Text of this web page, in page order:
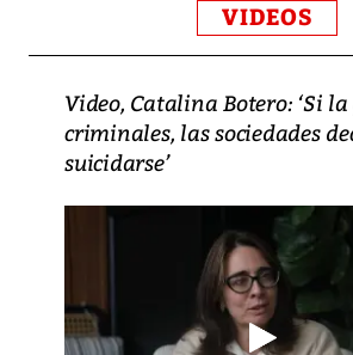
VIDEOS
Video, Catalina Botero: ‘Si
criminales, las sociedades
suicidarse’